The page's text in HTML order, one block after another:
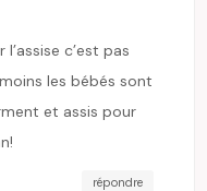
c’est pas
les bébés sont
et assis pour
répondre